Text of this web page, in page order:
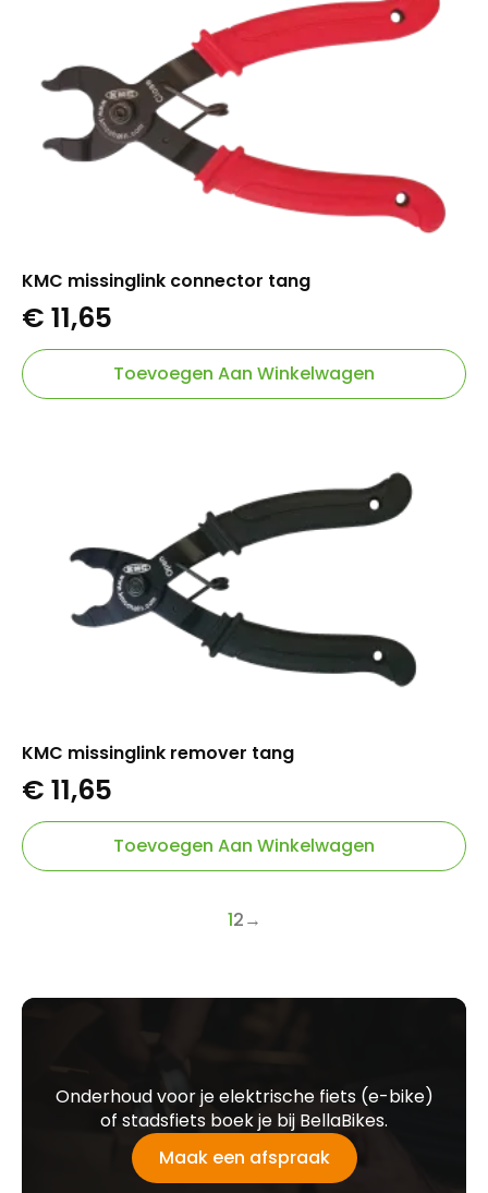
KMC missinglink connector tang
€ 11,65
Toevoegen Aan Winkelwagen
KMC missinglink remover tang
€ 11,65
Toevoegen Aan Winkelwagen
12→
Onderhoud voor je elektrische fiets (e-bike)
of stadsfiets boek je bij BellaBikes.
Maak een afspraak